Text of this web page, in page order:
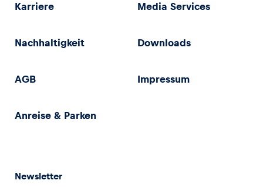
Karriere Media Services
Nachhaltigkeit Downloads
AGB Impressum
Anreise & Parken
Newsletter